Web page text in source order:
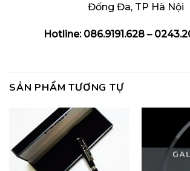
Đống Đa, TP Hà Nội
Hotline: 086.9191.628 –
SẢN PHẨM TƯƠNG TỰ